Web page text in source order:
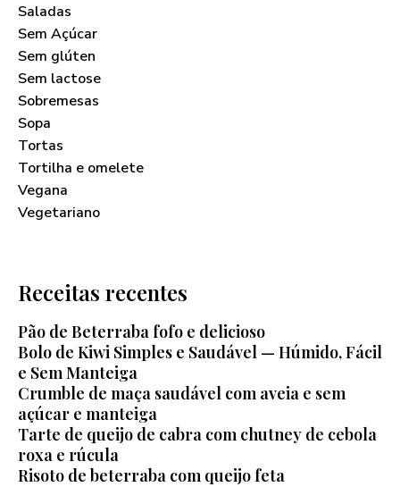
Saladas
Sem Açúcar
Sem glúten
Sem lactose
Sobremesas
Sopa
Tortas
Tortilha e omelete
Vegana
Vegetariano
Receitas recentes
Pão de Beterraba fofo e delicioso
Bolo de Kiwi Simples e Saudável — Húmido, Fácil
e Sem Manteiga
Crumble de maça saudável com aveia e sem
açúcar e manteiga
Tarte de queijo de cabra com chutney de cebola
roxa e rúcula
Risoto de beterraba com queijo feta